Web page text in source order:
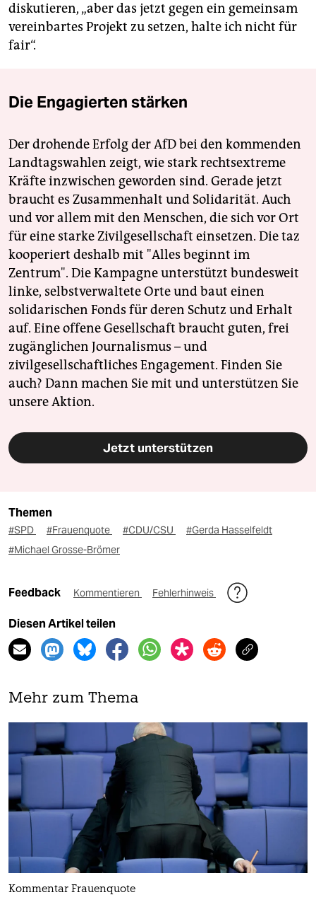
diskutieren, „aber das jetzt gegen ein gemeinsam
vereinbartes Projekt zu setzen, halte ich nicht für
fair“.
Die Engagierten stärken
Der drohende Erfolg der AfD bei den kommenden
Landtagswahlen zeigt, wie stark rechtsextreme
Kräfte inzwischen geworden sind. Gerade jetzt
braucht es Zusammenhalt und Solidarität. Auch
und vor allem mit den Menschen, die sich vor Ort
für eine starke Zivilgesellschaft einsetzen. Die taz
kooperiert deshalb mit "Alles beginnt im
Zentrum". Die Kampagne unterstützt bundesweit
linke, selbstverwaltete Orte und baut einen
solidarischen Fonds für deren Schutz und Erhalt
auf. Eine offene Gesellschaft braucht guten, frei
zugänglichen Journalismus – und
zivilgesellschaftliches Engagement. Finden Sie
auch? Dann machen Sie mit und unterstützen Sie
unsere Aktion.
Jetzt unterstützen
Themen
#SPD #Frauenquote #CDU/CSU
#Gerda Hasselfeldt
#Michael Grosse-Brömer
Feedback Kommentieren Fehlerhinweis
Diesen Artikel teilen
Mehr zum Thema
Kommentar Frauenquote